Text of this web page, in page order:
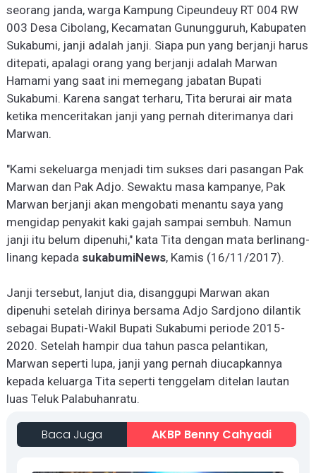
A- A+
seorang janda, warga Kampung Cipeundeuy RT 004 RW
003 Desa Cibolang, Kecamatan Gunungguruh, Kabupaten
Sukabumi, janji adalah janji. Siapa pun yang berjanji harus
ditepati, apalagi orang yang berjanji adalah Marwan
Hamami yang saat ini memegang jabatan Bupati
Sukabumi. Karena sangat terharu, Tita berurai air mata
ketika menceritakan janji yang pernah diterimanya dari
Marwan.
"Kami sekeluarga menjadi tim sukses dari pasangan Pak
Marwan dan Pak Adjo. Sewaktu masa kampanye, Pak
Marwan berjanji akan mengobati menantu saya yang
mengidap penyakit kaki gajah sampai sembuh. Namun
janji itu belum dipenuhi," kata Tita dengan mata berlinang-
linang kepada sukabumiNews, Kamis (16/11/2017).
Janji tersebut, lanjut dia, disanggupi Marwan akan
dipenuhi setelah dirinya bersama Adjo Sardjono dilantik
sebagai Bupati-Wakil Bupati Sukabumi periode 2015-
2020. Setelah hampir dua tahun pasca pelantikan,
Marwan seperti lupa, janji yang pernah diucapkannya
kepada keluarga Tita seperti tenggelam ditelan lautan
luas Teluk Palabuhanratu.
Baca Juga AKBP Benny Cahyadi